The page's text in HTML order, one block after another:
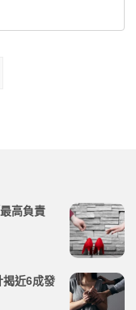
高負責
近6成發